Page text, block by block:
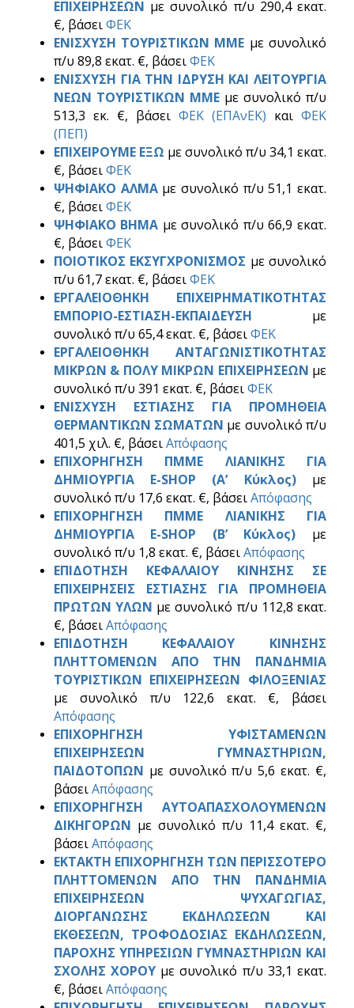
ΕΠΙΧΕΙΡΗΣΕΩΝ με συνολικό π/υ 290,4 εκατ.
€, βάσειΦΕΚ
ΕΝΙΣΧΥΣΗ ΤΟΥΡΙΣΤΙΚΩΝ ΜΜΕ με συνολικό
π/υ 89,8 εκατ. €, βάσειΦΕΚ
ΕΝΙΣΧΥΣΗ ΓΙΑ ΤΗΝ ΙΔΡΥΣΗ ΚΑΙ ΛΕΙΤΟΥΡΓΙΑ
ΝΕΩΝ ΤΟΥΡΙΣΤΙΚΩΝ ΜΜΕμε συνολικό π/υ
513,3 εκ. €, βάσει ΦΕΚ (ΕΠΑνΕΚ) και ΦΕΚ
(ΠΕΠ)
ΕΠΙΧΕΙΡΟΥΜΕ ΕΞΩ με συνολικό π/υ 34,1 εκατ.
€, βάσειΦΕΚ
ΨΗΦΙΑΚΟ ΑΛΜΑμε συνολικό π/υ 51,1 εκατ.
€, βάσειΦΕΚ
ΨΗΦΙΑΚΟ ΒΗΜΑ με συνολικό π/υ 66,9 εκατ.
€, βάσειΦΕΚ
ΠΟΙΟΤΙΚΟΣ ΕΚΣΥΓΧΡΟΝΙΣΜΟΣ με συνολικό
π/υ 61,7 εκατ. €, βάσειΦΕΚ
ΕΡΓΑΛΕΙΟΘΗΚΗ ΕΠΙΧΕΙΡΗΜΑΤΙΚΟΤΗΤΑΣ
ΕΜΠΟΡΙΟ-ΕΣΤΙΑΣΗ-ΕΚΠΑΙΔΕΥΣΗ με
συνολικό π/υ 65,4 εκατ. €, βάσειΦΕΚ
ΕΡΓΑΛΕΙΟΘΗΚΗ ΑΝΤΑΓΩΝΙΣΤΙΚΟΤΗΤΑΣ
ΜΙΚΡΩΝ & ΠΟΛΥ ΜΙΚΡΩΝ ΕΠΙΧΕΙΡΗΣΕΩΝ με
συνολικό π/υ 391 εκατ. €, βάσειΦΕΚ
ΕΝΙΣΧΥΣΗ ΕΣΤΙΑΣΗΣ ΓΙΑ ΠΡΟΜΗΘΕΙΑ
ΘΕΡΜΑΝΤΙΚΩΝ ΣΩΜΑΤΩΝ με συνολικό π/υ
401,5 χιλ. €, βάσειΑπόφασης
ΕΠΙΧΟΡΗΓΗΣΗ ΠΜΜΕ ΛΙΑΝΙΚΗΣ ΓΙΑ
ΔΗΜΙΟΥΡΓΙΑ E-SHOP (Α’ Κύκλος)με
συνολικό π/υ 17,6 εκατ. €, βάσειΑπόφασης
ΕΠΙΧΟΡΗΓΗΣΗ ΠΜΜΕ ΛΙΑΝΙΚΗΣ ΓΙΑ
ΔΗΜΙΟΥΡΓΙΑ E-SHOP (Β’ Κύκλος) με
συνολικό π/υ 1,8 εκατ. €, βάσειΑπόφασης
ΕΠΙΔΟΤΗΣΗ ΚΕΦΑΛΑΙΟΥ ΚΙΝΗΣΗΣ ΣΕ
ΕΠΙΧΕΙΡΗΣΕΙΣ ΕΣΤΙΑΣΗΣ ΓΙΑ ΠΡΟΜΗΘΕΙΑ
ΠΡΩΤΩΝ ΥΛΩΝ με συνολικό π/υ 112,8 εκατ.
€, βάσειΑπόφασης
ΕΠΙΔΟΤΗΣΗ ΚΕΦΑΛΑΙΟΥ ΚΙΝΗΣΗΣ
ΠΛΗΤΤΟΜΕΝΩΝ ΑΠΟ ΤΗΝ ΠΑΝΔΗΜΙΑ
ΤΟΥΡΙΣΤΙΚΩΝ ΕΠΙΧΕΙΡΗΣΕΩΝ ΦΙΛΟΞΕΝΙΑΣ
με συνολικό π/υ 122,6 εκατ. €, βάσει
Απόφασης
ΕΠΙΧΟΡΗΓΗΣΗ ΥΦΙΣΤΑΜΕΝΩΝ
ΕΠΙΧΕΙΡΗΣΕΩΝ ΓΥΜΝΑΣΤΗΡΙΩΝ,
ΠΑΙΔΟΤΟΠΩΝ με συνολικό π/υ 5,6 εκατ. €,
βάσειΑπόφασης
ΕΠΙΧΟΡΗΓΗΣΗ ΑΥΤΟΑΠΑΣΧΟΛΟΥΜΕΝΩΝ
ΔΙΚΗΓΟΡΩΝ με συνολικό π/υ 11,4 εκατ. €,
βάσειΑπόφασης
ΕΚΤΑΚΤΗ ΕΠΙΧΟΡΗΓΗΣΗ ΤΩΝ ΠΕΡΙΣΣΟΤΕΡΟ
ΠΛΗΤΤΟΜΕΝΩΝ ΑΠΟ ΤΗΝ ΠΑΝΔΗΜΙΑ
ΕΠΙΧΕΙΡΗΣΕΩΝ ΨΥΧΑΓΩΓΙΑΣ,
ΔΙΟΡΓΑΝΩΣΗΣ ΕΚΔΗΛΩΣΕΩΝ ΚΑΙ
ΕΚΘΕΣΕΩΝ, ΤΡΟΦΟΔΟΣΙΑΣ ΕΚΔΗΛΩΣΕΩΝ,
ΠΑΡΟΧΗΣ ΥΠΗΡΕΣΙΩΝ ΓΥΜΝΑΣΤΗΡΙΩΝ ΚΑΙ
ΣΧΟΛΗΣ ΧΟΡΟΥ με συνολικό π/υ 33,1 εκατ.
€, βάσειΑπόφασης